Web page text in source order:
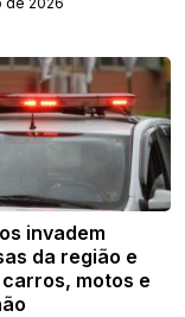
invadem
da região e
motos e